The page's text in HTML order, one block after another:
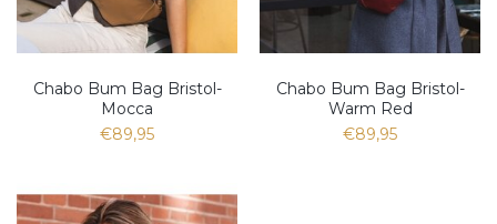
Chabo Bum Bag Bristol-
Mocca
€89,95
Chabo Bum Bag Bristol-
Warm Red
€89,95